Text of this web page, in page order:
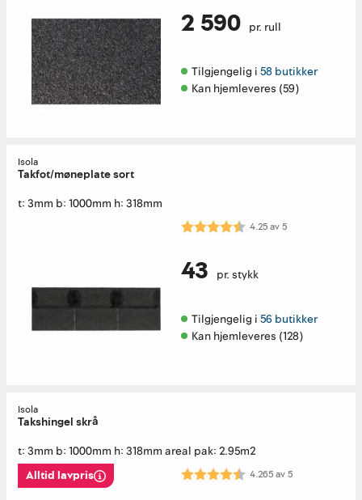
2 590 pr. rull
Tilgjengelig i 58 butikker
Kan hjemleveres (59)
Isola
Takfot/møneplate sort
t: 3mm b: 1000mm h: 318mm
Karakter: 4.3 av 5 mulige
4.25av5
43 pr. stykk
Tilgjengelig i 56 butikker
Kan hjemleveres (128)
Isola
Takshingel skrå
t: 3mm b: 1000mm h: 318mm areal pak: 2.95m2
Alltid lavpris
Karakter: 4.3 av 5 mulige
4.265av5